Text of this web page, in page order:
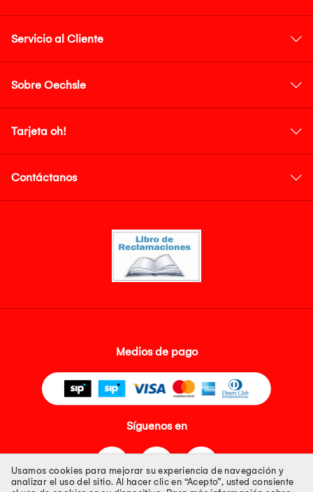
Servicio al Cliente
Sobre Oechsle
Tarjeta oh!
Contáctanos
Medios de pago
Síguenos en
Usamos cookies para mejorar su experiencia de navegación y
analizar el uso del sitio. Al hacer clic en “Acepto”, usted consiente